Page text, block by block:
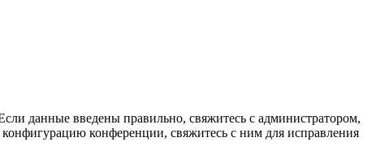
данные введены правильно, свяжитесь с администратором,
конференции, свяжитесь с ним для исправления